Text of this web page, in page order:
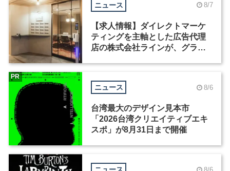
ニュース 8/7
【求人情報】ダイレクトマーケ
ティングを主軸とした広告代理
店の株式会社ラインが、グラフ
ニュース 8/6
台湾最大のデザイン見本市
「2026台湾クリエイティブエキ
スポ」が8月31日まで開催
PR